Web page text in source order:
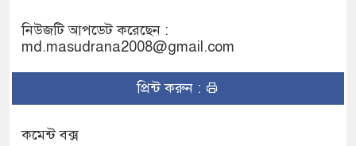
নিউজটি আপডেট করেছেন :
md.masudrana2008@gmail.com
প্রিন্ট করুন :
কমেন্ট বক্স